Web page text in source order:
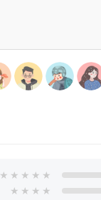
★ ★ ★ ★ ★
★ ★ ★ ★